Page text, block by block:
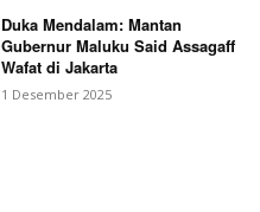
Duka Mendalam: Mantan
Gubernur Maluku Said Assagaff
Wafat di Jakarta
1 Desember 2025